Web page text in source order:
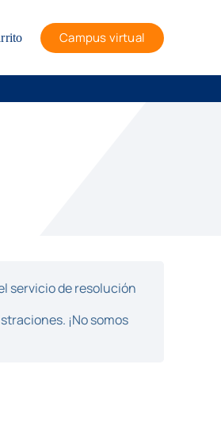
Campus virtual
servicio de resolución
¡No somos